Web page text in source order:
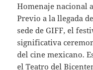
Homenaje nacional
Previo a la llegada
sede de GIFF, el
significativa
del cine mexicano.
el Teatro del